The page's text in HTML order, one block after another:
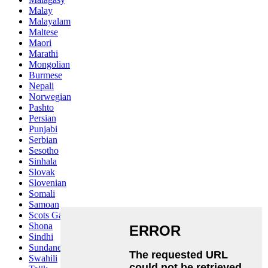
Malay
Malayalam
Maltese
Maori
Marathi
Mongolian
Burmese
Nepali
Norwegian
Pashto
Persian
Punjabi
Serbian
Sesotho
Sinhala
Slovak
Slovenian
Somali
Samoan
Scots Gaelic
Shona
Sindhi
Sundanese
Swahili